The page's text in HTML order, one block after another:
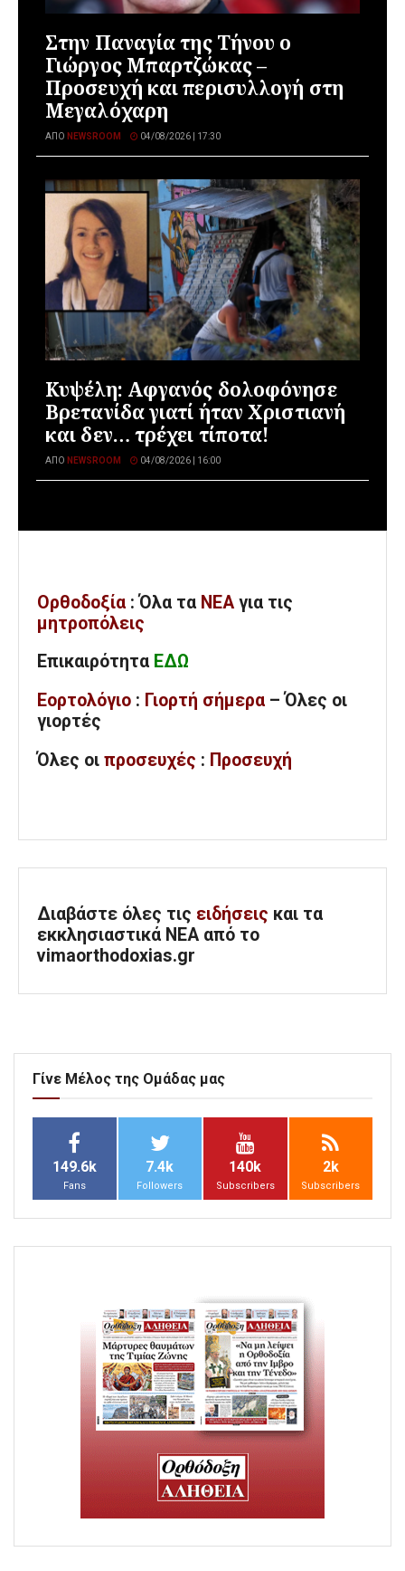
Στην Παναγία της Τήνου ο
Γιώργος Μπαρτζώκας –
Προσευχή και περισυλλογή στη
Μεγαλόχαρη
ΑΠΌ NEWSROOM 04/08/2026 | 17:30
Κυψέλη: Αφγανός δολοφόνησε
Βρετανίδα γιατί ήταν Χριστιανή
και δεν… τρέχει τίποτα!
ΑΠΌ NEWSROOM 04/08/2026 | 16:00
Ορθοδοξία : Όλα τα ΝΕΑ για τις
μητροπόλεις
Επικαιρότητα ΕΔΩ
Εορτολόγιο : Γιορτή σήμερα – Όλες οι
γιορτές
Όλες οι προσευχές : Προσευχή
Διαβάστε όλες τις ειδήσεις και τα
εκκλησιαστικά ΝΕΑ από το
vimaorthodoxias.gr
Γίνε Μέλος της Ομάδας μας
149.6k
Fans
7.4k
Followers
140k
Subscribers
2k
Subscribers